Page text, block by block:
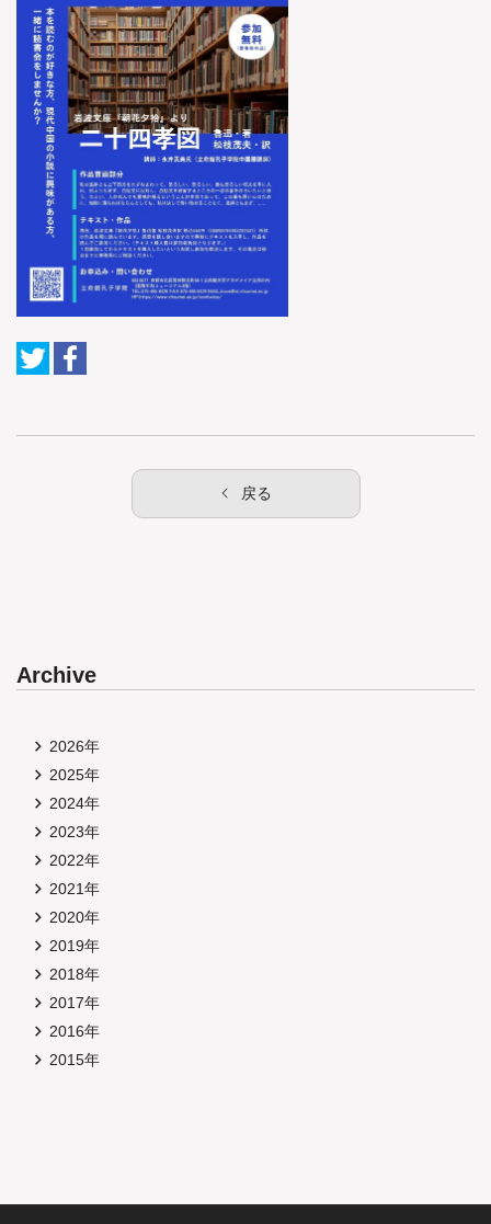
戻る
Archive
2026年
2025年
2024年
2023年
2022年
2021年
2020年
2019年
2018年
2017年
2016年
2015年